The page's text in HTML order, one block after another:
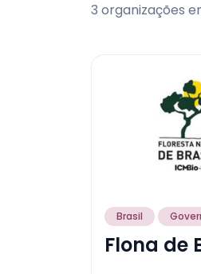
3 organizações
Brasil
Flona de